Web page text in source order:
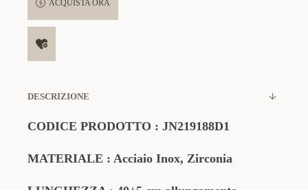
ACQUISTA ORA
DESCRIZIONE
CODICE PRODOTTO : JN219188D1
MATERIALE : Acciaio Inox, Zirconia